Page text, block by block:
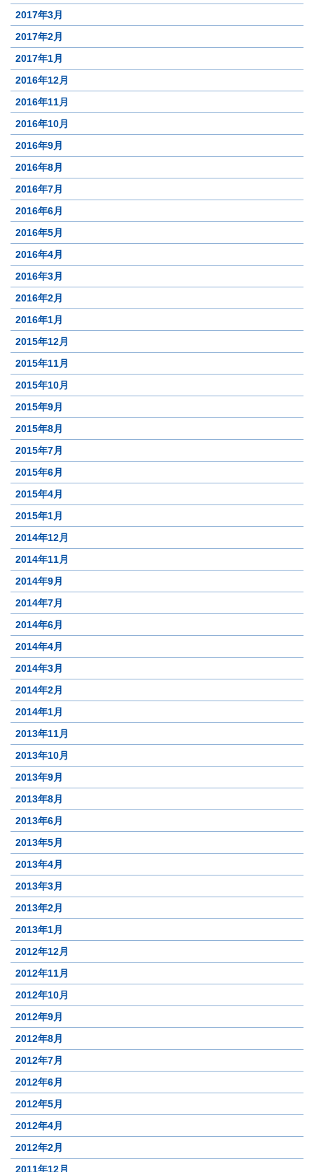
2017年3月
2017年2月
2017年1月
2016年12月
2016年11月
2016年10月
2016年9月
2016年8月
2016年7月
2016年6月
2016年5月
2016年4月
2016年3月
2016年2月
2016年1月
2015年12月
2015年11月
2015年10月
2015年9月
2015年8月
2015年7月
2015年6月
2015年4月
2015年1月
2014年12月
2014年11月
2014年9月
2014年7月
2014年6月
2014年4月
2014年3月
2014年2月
2014年1月
2013年11月
2013年10月
2013年9月
2013年8月
2013年6月
2013年5月
2013年4月
2013年3月
2013年2月
2013年1月
2012年12月
2012年11月
2012年10月
2012年9月
2012年8月
2012年7月
2012年6月
2012年5月
2012年4月
2012年2月
2011年12月